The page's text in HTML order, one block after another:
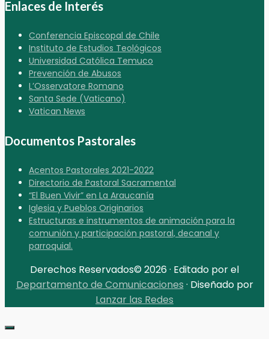
Enlaces de Interés
Conferencia Episcopal de Chile
Instituto de Estudios Teológicos
Universidad Católica Temuco
Prevención de Abusos
L’Osservatore Romano
Santa Sede (Vaticano)
Vatican News
Documentos Pastorales
Acentos Pastorales 2021-2022
Directorio de Pastoral Sacramental
“El Buen Vivir” en La Araucanía
Iglesia y Pueblos Originarios
Estructuras e instrumentos de animación para la
comunión y participación pastoral, decanal y
parroquial.
Derechos Reservados© 2026 · Editado por el
Departamento de Comunicaciones · Diseñado por
Lanzar las Redes